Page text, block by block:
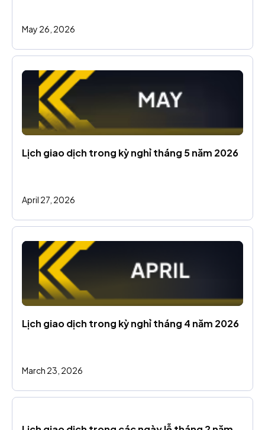
May 26, 2026
Lịch giao dịch trong kỳ nghỉ tháng 5 năm 2026
April 27, 2026
Lịch giao dịch trong kỳ nghỉ tháng 4 năm 2026
March 23, 2026